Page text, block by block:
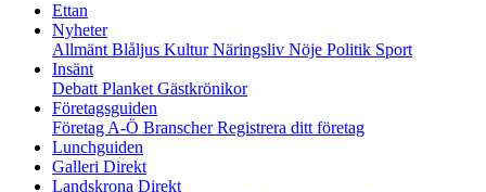
Ettan
Nyheter
Allmänt Blåljus KulturNäringsliv Nöje Politik Sport
Insänt
Debatt Planket Gästkrönikor
Företagsguiden
Företag A-Ö BranscherRegistrera ditt företag
Lunchguiden
Galleri Direkt
Landskrona Direkt